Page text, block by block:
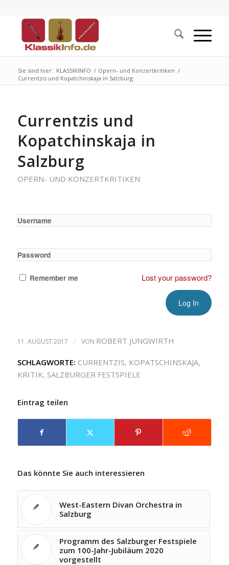
Sie sind hier: KLASSIKINFO / Opern- und Konzertkritiken /
Currentzis und Kopatchinskaja in Salzburg
Currentzis und
Kopatchinskaja in
Salzburg
OPERN- UND KONZERTKRITIKEN
Username
Password
Remember me Lost your password?
11. AUGUST 2017 / VON ROBERT JUNGWIRTH
SCHLAGWORTE: CURRENTZIS, KOPATSCHINSKAJA,
KRITIK, SALZBURGER FESTSPIELE
Eintrag teilen
Das könnte Sie auch interessieren
West-Eastern Divan Orchestra in
Salzburg
Programm des Salzburger Festspiele
zum 100-Jahr-Jubiläum 2020
vorgestellt